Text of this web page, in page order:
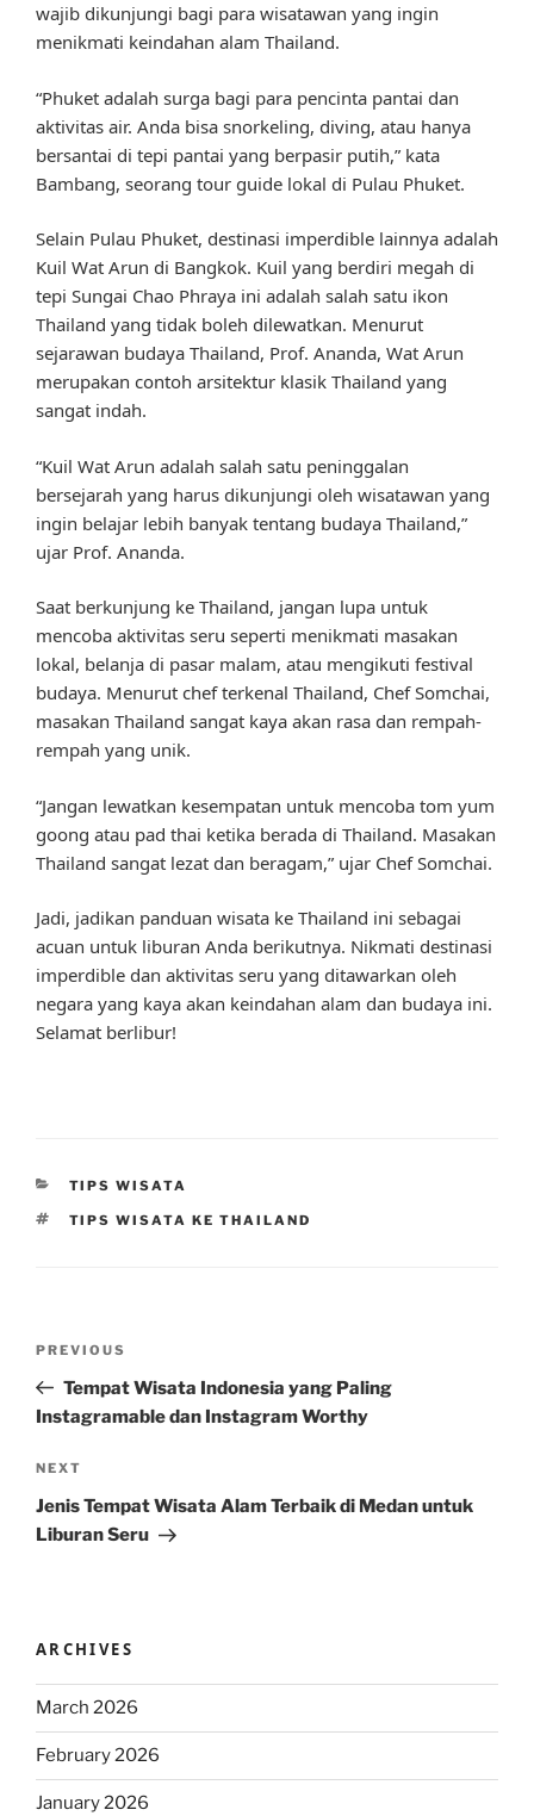
wajib dikunjungi bagi para wisatawan yang ingin
menikmati keindahan alam Thailand.
“Phuket adalah surga bagi para pencinta pantai dan
aktivitas air. Anda bisa snorkeling, diving, atau hanya
bersantai di tepi pantai yang berpasir putih,” kata
Bambang, seorang tour guide lokal di Pulau Phuket.
Selain Pulau Phuket, destinasi imperdible lainnya adalah
Kuil Wat Arun di Bangkok. Kuil yang berdiri megah di
tepi Sungai Chao Phraya ini adalah salah satu ikon
Thailand yang tidak boleh dilewatkan. Menurut
sejarawan budaya Thailand, Prof. Ananda, Wat Arun
merupakan contoh arsitektur klasik Thailand yang
sangat indah.
“Kuil Wat Arun adalah salah satu peninggalan
bersejarah yang harus dikunjungi oleh wisatawan yang
ingin belajar lebih banyak tentang budaya Thailand,”
ujar Prof. Ananda.
Saat berkunjung ke Thailand, jangan lupa untuk
mencoba aktivitas seru seperti menikmati masakan
lokal, belanja di pasar malam, atau mengikuti festival
budaya. Menurut chef terkenal Thailand, Chef Somchai,
masakan Thailand sangat kaya akan rasa dan rempah-
rempah yang unik.
“Jangan lewatkan kesempatan untuk mencoba tom yum
goong atau pad thai ketika berada di Thailand. Masakan
Thailand sangat lezat dan beragam,” ujar Chef Somchai.
Jadi, jadikan panduan wisata ke Thailand ini sebagai
acuan untuk liburan Anda berikutnya. Nikmati destinasi
imperdible dan aktivitas seru yang ditawarkan oleh
negara yang kaya akan keindahan alam dan budaya ini.
Selamat berlibur!
CATEGORIES
TIPS WISATA
TAGS
TIPS WISATA KE THAILAND
Previous
Post
PREVIOUS
Tempat Wisata Indonesia yang Paling
Instagramable dan Instagram Worthy
Next
Post
NEXT
Jenis Tempat Wisata Alam Terbaik di Medan untuk
Liburan Seru
ARCHIVES
March 2026
February 2026
January 2026